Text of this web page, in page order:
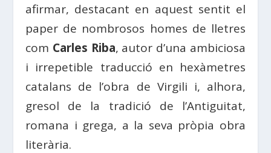
afirmar, destacant en aquest sentit el
paper de nombrosos homes de lletres
com Carles Riba, autor d’una ambiciosa
i irrepetible traducció en hexàmetres
catalans de l’obra de Virgili i, alhora,
gresol de la tradició de l’Antiguitat,
romana i grega, a la seva pròpia obra
literària.